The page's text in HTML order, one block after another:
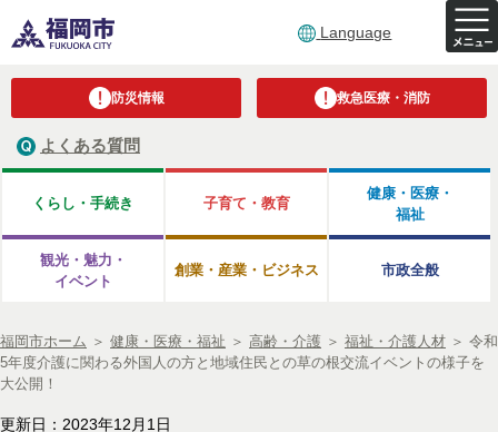
Language
防災情報 救急医療・消防
よくある質問
くらし・手続き 子育て・教育
健康・医療・
福祉
観光・魅力・
イベント
創業・産業・ビジネス 市政全般
福岡市ホーム ＞ 健康・医療・福祉 ＞ 高齢・介護 ＞ 福祉・介護人材 ＞ 令和
5年度介護に関わる外国人の方と地域住民との草の根交流イベントの様子を
大公開！
更新日：2023年12月1日